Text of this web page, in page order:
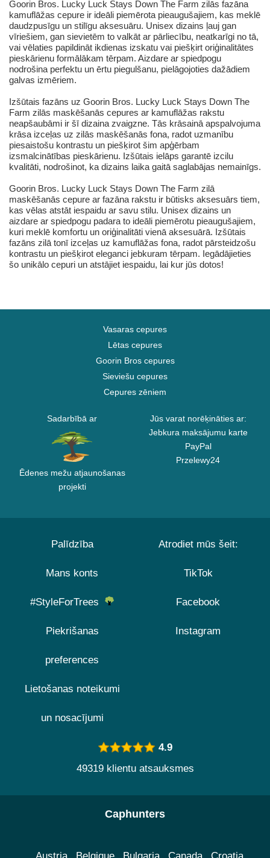
Goorin Bros. Lucky Luck Stays Down The Farm zilās fazāna
kamuflāžas cepure ir ideāli piemērota pieaugušajiem, kas meklē
daudzpusīgu un stilīgu aksesuāru. Unisex dizains ļauj gan
vīriešiem, gan sievietēm to valkāt ar pārliecību, neatkarīgi no tā,
vai vēlaties papildināt ikdienas izskatu vai piešķirt oriģinalitātes
pieskārienu formālākam tērpam. Aizdare ar spiedpogu
nodrošina perfektu un ērtu piegulšanu, pielāgojoties dažādiem
galvas izmēriem.
Izšūtais fazāns uz Goorin Bros. Lucky Luck Stays Down The
Farm zilās maskēšanās cepures ar kamuflāžas rakstu
neapšaubāmi ir šī dizaina zvaigzne. Tās krāsainā apspalvojuma
krāsa izceļas uz zilās maskēšanās fona, radot uzmanību
piesaistošu kontrastu un piešķirot šim apģērbam
izsmalcinātības pieskārienu. Izšūtais ielāps garantē izcilu
kvalitāti, nodrošinot, ka dizains laika gaitā saglabājas nemainīgs.
Goorin Bros. Lucky Luck Stays Down The Farm zilā
maskēšanās cepure ar fazāna rakstu ir būtisks aksesuārs tiem,
kas vēlas atstāt iespaidu ar savu stilu. Unisex dizains un
aizdare ar spiedpogu padara to ideāli piemērotu pieaugušajiem,
kuri meklē komfortu un oriģinalitāti vienā aksesuārā. Izšūtais
fazāns zilā tonī izceļas uz kamuflāžas fona, radot pārsteidzošu
kontrastu un piešķirot eleganci jebkuram tērpam. Iegādājieties
šo unikālo cepuri un atstājiet iespaidu, lai kur jūs dotos!
Vasaras cepures
Lētas cepures
Goorin Bros cepures
Sieviešu cepures
Cepures zēniem
Sadarbībā ar
Ēdenes mežu atjaunošanas
projekti
Jūs varat norēķināties ar:
Jebkura maksājumu karte
PayPal
Przelewy24
Palīdzība
Mans konts
#StyleForTrees
Piekrišanas
preferences
Lietošanas noteikumi
un nosacījumi
Atrodiet mūs šeit:
TikTok
Facebook
Instagram
4.9
49319 klientu atsauksmes
Caphunters